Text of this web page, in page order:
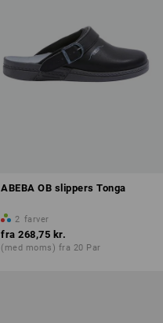
ABEBA OB slippers Tonga
2 farver
fra 268,75 kr.
(med moms) fra 20 Par